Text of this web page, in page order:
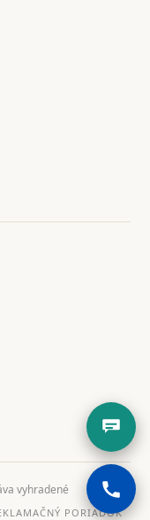
vyhradené
PORIADOK